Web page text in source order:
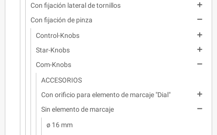
Con fijación lateral de tornillos

Con fijación de pinza

Control-Knobs

Star-Knobs

Com-Knobs

ACCESORIOS
Con orificio para elemento de marcaje "Dial"

Sin elemento de marcaje

ø 16 mm